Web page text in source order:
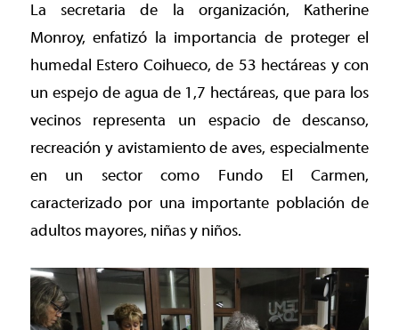
La secretaria de la organización, Katherine
Monroy, enfatizó la importancia de proteger el
humedal Estero Coihueco, de 53 hectáreas y con
un espejo de agua de 1,7 hectáreas, que para los
vecinos representa un espacio de descanso,
recreación y avistamiento de aves, especialmente
en un sector como Fundo El Carmen,
caracterizado por una importante población de
adultos mayores, niñas y niños.